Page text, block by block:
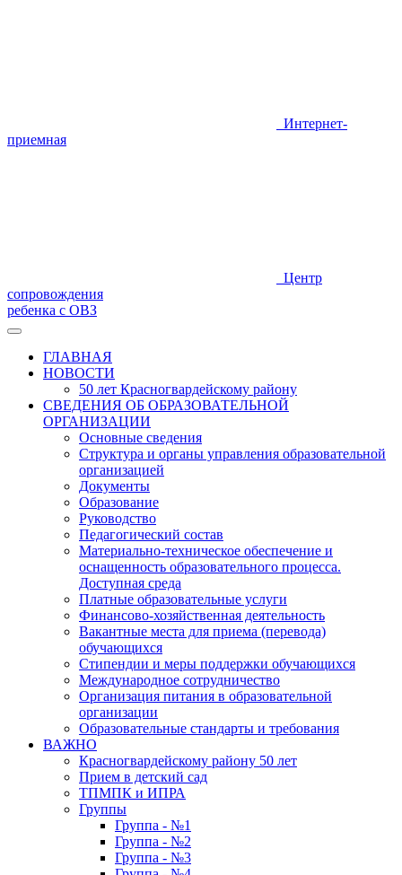
Интернет-
приемная
Центр
сопровождения
ребенка с ОВЗ
ГЛАВНАЯ
НОВОСТИ
50 лет Красногвардейскому району
СВЕДЕНИЯ ОБ ОБРАЗОВАТЕЛЬНОЙ
ОРГАНИЗАЦИИ
Основные сведения
Структура и органы управления образовательной
организацией
Документы
Образование
Руководство
Педагогический состав
Материально-техническое обеспечение и
оснащенность образовательного процесса.
Доступная среда
Платные образовательные услуги
Финансово-хозяйственная деятельность
Вакантные места для приема (перевода)
обучающихся
Стипендии и меры поддержки обучающихся
Международное сотрудничество
Организация питания в образовательной
организации
Образовательные стандарты и требования
ВАЖНО
Красногвардейскому району 50 лет
Прием в детский сад
ТПМПК и ИПРА
Группы
Группа - №1
Группа - №2
Группа - №3